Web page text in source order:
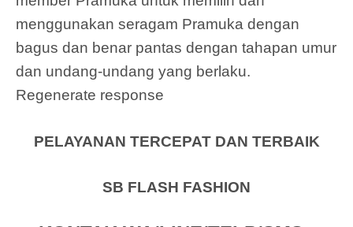
menggunakan seragam Pramuka dengan
bagus dan benar pantas dengan tahapan umur
dan undang-undang yang berlaku.
Regenerate response
PELAYANAN TERCEPAT DAN TERBAIK
SB FLASH FASHION